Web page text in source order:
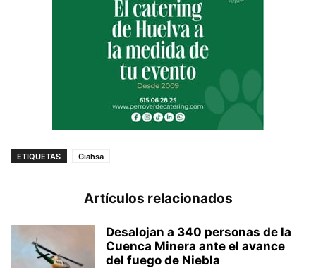
ETIQUETAS Giahsa
Artículos relacionados
Desalojan a 340 personas de la
Cuenca Minera ante el avance
del fuego de Niebla